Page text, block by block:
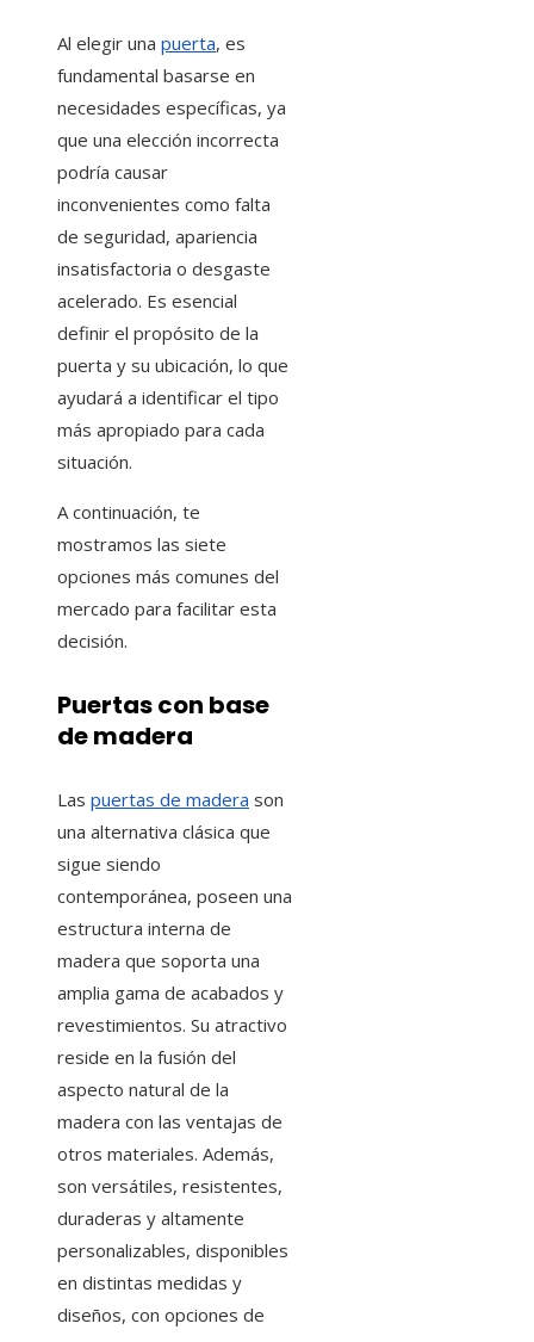
Al elegir una puerta, es
fundamental basarse en
necesidades específicas, ya
que una elección incorrecta
podría causar
inconvenientes como falta
de seguridad, apariencia
insatisfactoria o desgaste
acelerado. Es esencial
definir el propósito de la
puerta y su ubicación, lo que
ayudará a identificar el tipo
más apropiado para cada
situación.
A continuación, te
mostramos las siete
opciones más comunes del
mercado para facilitar esta
decisión.
Puertas con base
de madera
Las puertas de madera son
una alternativa clásica que
sigue siendo
contemporánea, poseen una
estructura interna de
madera que soporta una
amplia gama de acabados y
revestimientos. Su atractivo
reside en la fusión del
aspecto natural de la
madera con las ventajas de
otros materiales. Además,
son versátiles, resistentes,
duraderas y altamente
personalizables, disponibles
en distintas medidas y
diseños, con opciones de